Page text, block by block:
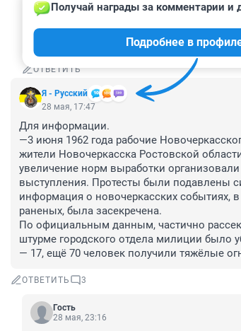
Вино того времени - обычно фруктово-
быть, азербайджанский Агдам. Вино
душевыворачивающим. Явно его
ОТВЕТИТЬ
Я - Русский
Получай награды за комментарии и
Подробнее в
28 мая, 17:47
Для информации.
—3 июня 1962 года рабочие
жители Новочеркасска Ростовской
увеличение норм выработки
выступления. Протесты были подавлены
информация о новочеркасских событиях,
раненых, была засекречена.
По официальным данным, частично
штурме городского отдела милиции было
— 17, ещё 70 человек получили тяжёлые
ОТВЕТИТЬ 3
Гость
28 мая, 23:16